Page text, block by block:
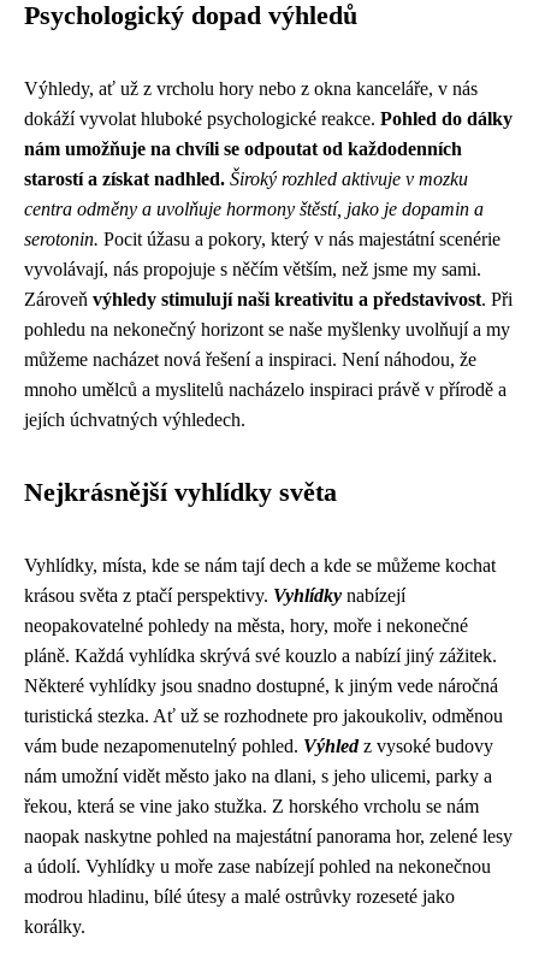
Psychologický dopad výhledů
Výhledy, ať už z vrcholu hory nebo z okna kanceláře, v nás
dokáží vyvolat hluboké psychologické reakce. Pohled do dálky
nám umožňuje na chvíli se odpoutat od každodenních
starostí a získat nadhled. Široký rozhled aktivuje v mozku
centra odměny a uvolňuje hormony štěstí, jako je dopamin a
serotonin. Pocit úžasu a pokory, který v nás majestátní scenérie
vyvolávají, nás propojuje s něčím větším, než jsme my sami.
Zároveň výhledy stimulují naši kreativitu a představivost. Při
pohledu na nekonečný horizont se naše myšlenky uvolňují a my
můžeme nacházet nová řešení a inspiraci. Není náhodou, že
mnoho umělců a myslitelů nacházelo inspiraci právě v přírodě a
jejích úchvatných výhledech.
Nejkrásnější vyhlídky světa
Vyhlídky, místa, kde se nám tají dech a kde se můžeme kochat
krásou světa z ptačí perspektivy. Vyhlídky nabízejí
neopakovatelné pohledy na města, hory, moře i nekonečné
pláně. Každá vyhlídka skrývá své kouzlo a nabízí jiný zážitek.
Některé vyhlídky jsou snadno dostupné, k jiným vede náročná
turistická stezka. Ať už se rozhodnete pro jakoukoliv, odměnou
vám bude nezapomenutelný pohled. Výhledz vysoké budovy
nám umožní vidět město jako na dlani, s jeho ulicemi, parky a
řekou, která se vine jako stužka. Z horského vrcholu se nám
naopak naskytne pohled na majestátní panorama hor, zelené lesy
a údolí. Vyhlídky u moře zase nabízejí pohled na nekonečnou
modrou hladinu, bílé útesy a malé ostrůvky rozeseté jako
korálky.